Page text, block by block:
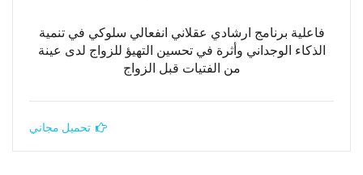
فاعلية برنامج ارشادي عقلاني انفعالي سلوكي في تنمية
الذكاء الوجداني وأثرة في تحسين التهيؤ للزواج لدى عينة
من الفتيات قبل الزواج
تحميل مجاني